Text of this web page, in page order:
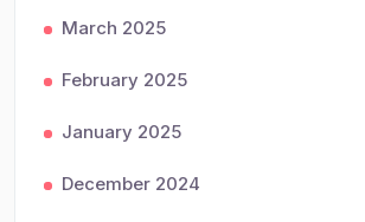
March 2025
February 2025
January 2025
December 2024